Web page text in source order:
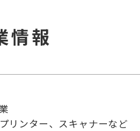
情報
リンター、スキャナーなど